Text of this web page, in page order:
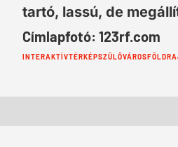
tartó, lassú, de
Címlapfotó: 123rf.com
Cimkék:
INTERAKTÍVTÉRKÉPSZÜLŐVÁROS